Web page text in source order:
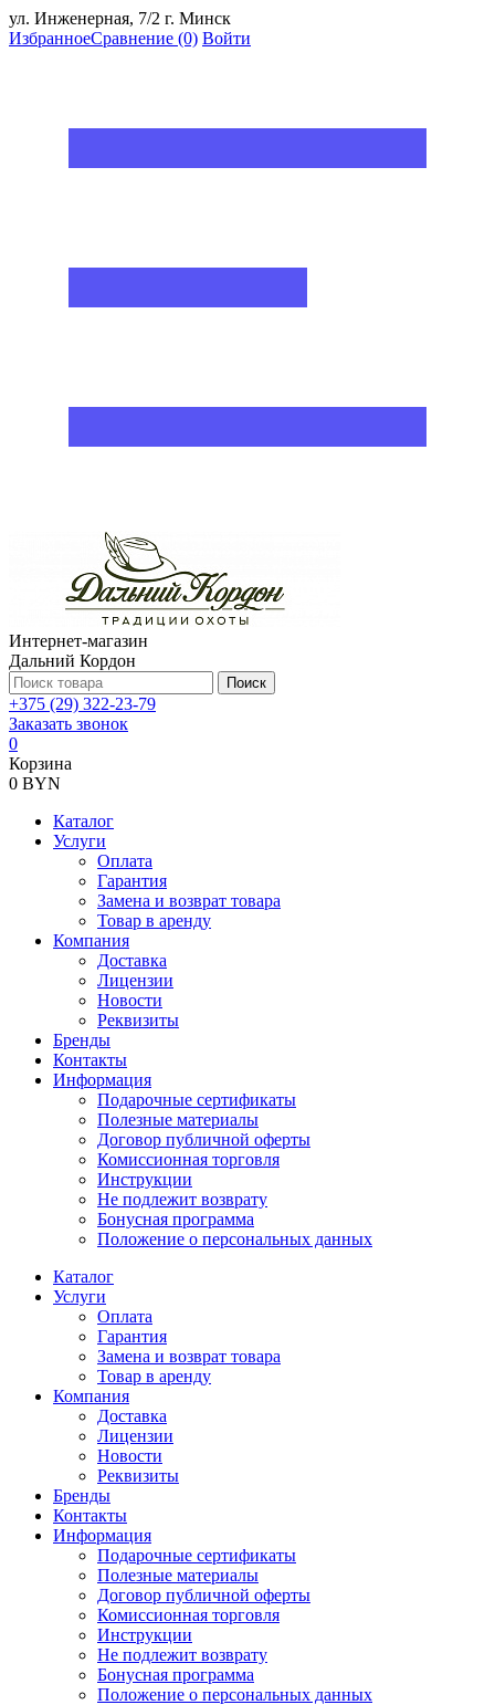
ул. Инженерная, 7/2 г. Минск
ИзбранноеСравнение (0) Войти
Интернет-магазин
Дальний Кордон
Поиск
+375 (29) 322-23-79
Заказать звонок
0
Корзина
0 BYN
Каталог
Услуги
Оплата
Гарантия
Замена и возврат товара
Товар в аренду
Компания
Доставка
Лицензии
Новости
Реквизиты
Бренды
Контакты
Информация
Подарочные сертификаты
Полезные материалы
Договор публичной оферты
Комиссионная торговля
Инструкции
Не подлежит возврату
Бонусная программа
Положение о персональных данных
Каталог
Услуги
Оплата
Гарантия
Замена и возврат товара
Товар в аренду
Компания
Доставка
Лицензии
Новости
Реквизиты
Бренды
Контакты
Информация
Подарочные сертификаты
Полезные материалы
Договор публичной оферты
Комиссионная торговля
Инструкции
Не подлежит возврату
Бонусная программа
Положение о персональных данных